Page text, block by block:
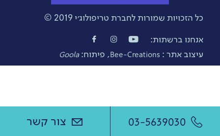
כל הזכויות שמורות לחברת טריפולוג׳י 2019 ©
עיצוב אתר : Bee-Creations, פיתוח:Goola
אנחנו ברשתות:
03-5639030 צור קשר